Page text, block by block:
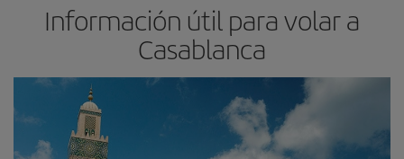
Información útil para volar a
Casablanca